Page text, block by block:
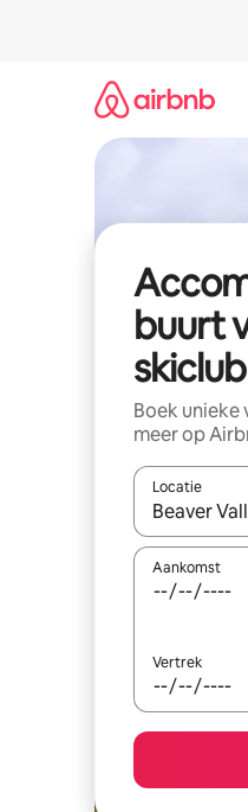
buurt
skiclub
Boek
meer op
Locatie
Wanneer er
Aankomst
Vertrek